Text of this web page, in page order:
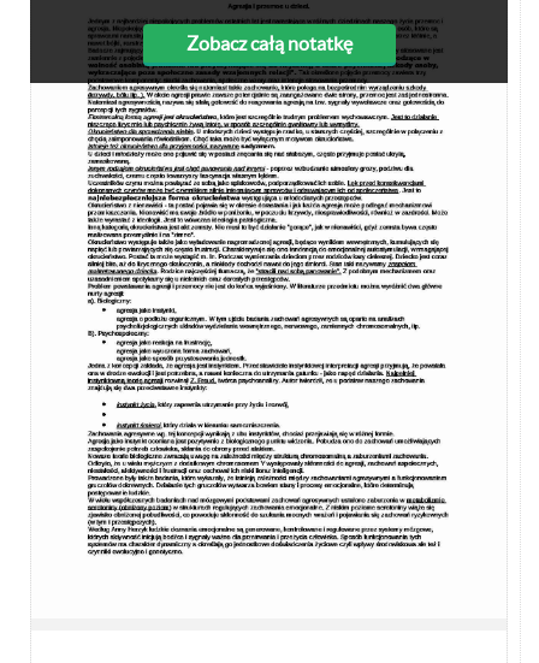
Zobacz całą notatkę